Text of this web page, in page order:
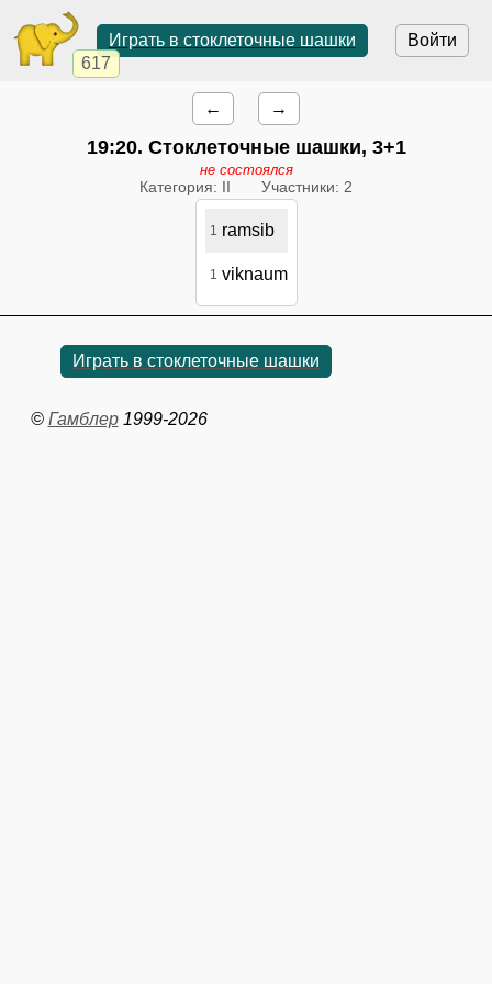
617
Войти
Играть в стоклеточные шашки
← →
19:20. Стоклеточные шашки, 3+1
не состоялся
Категория: II Участники: 2
1 ramsib
1 viknaum
Играть в стоклеточные шашки
© Гамблер1999-2026